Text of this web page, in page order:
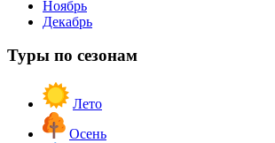
Ноябрь
Декабрь
Туры по сезонам
Лето
Осень